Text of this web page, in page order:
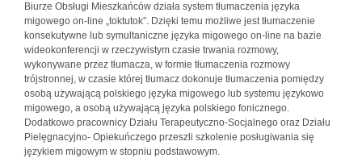
Biurze Obsługi Mieszkańców działa system tłumaczenia języka
migowego on-line „toktutok”. Dzięki temu możliwe jest tłumaczenie
konsekutywne lub symultaniczne języka migowego on-line na bazie
wideokonferencji w rzeczywistym czasie trwania rozmowy,
wykonywane przez tłumacza, w formie tłumaczenia rozmowy
trójstronnej, w czasie której tłumacz dokonuje tłumaczenia pomiędzy
osobą używającą polskiego języka migowego lub systemu językowo
migowego, a osobą używającą języka polskiego fonicznego.
Dodatkowo pracownicy Działu Terapeutyczno-Socjalnego oraz Działu
Pielęgnacyjno- Opiekuńczego przeszli szkolenie posługiwania się
językiem migowym w stopniu podstawowym.